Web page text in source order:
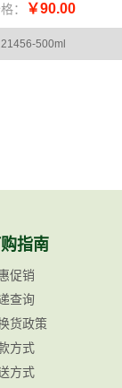
： ￥90.00
指南
促销
查询
货政策
方式
方式